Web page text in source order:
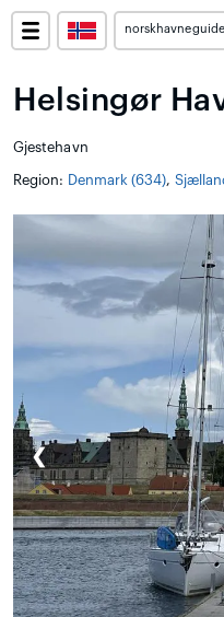
Helsingør
Gjestehavn
Region: Denmark (634),
❮